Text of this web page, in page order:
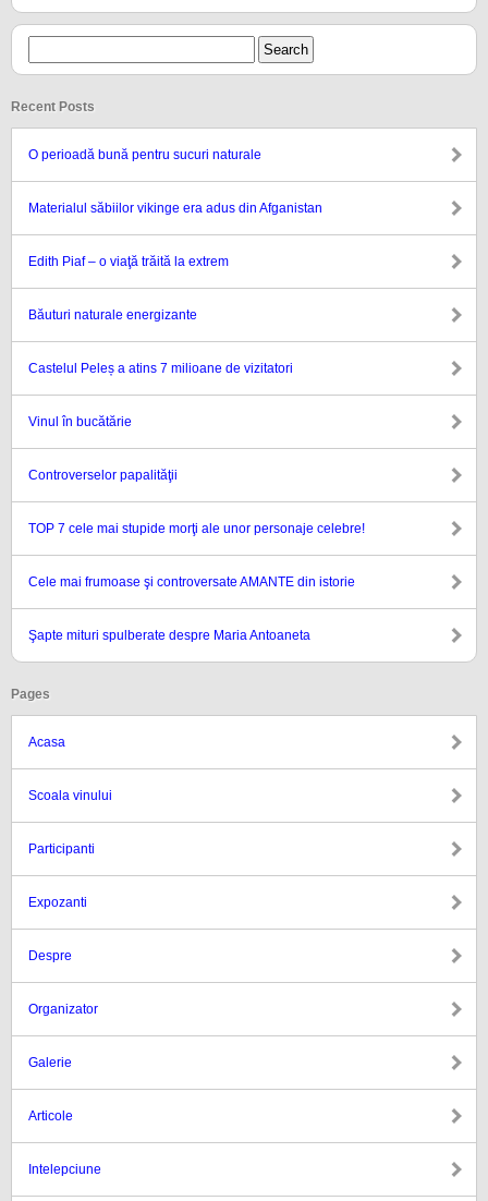
Recent Posts
O perioadă bună pentru sucuri naturale
Materialul săbiilor vikinge era adus din Afganistan
Edith Piaf – o viaţă trăită la extrem
Băuturi naturale energizante
Castelul Peleș a atins 7 milioane de vizitatori
Vinul în bucătărie
Controverselor papalităţii
TOP 7 cele mai stupide morţi ale unor personaje celebre!
Cele mai frumoase şi controversate AMANTE din istorie
Şapte mituri spulberate despre Maria Antoaneta
Pages
Acasa
Scoala vinului
Participanti
Expozanti
Despre
Organizator
Galerie
Articole
Intelepciune